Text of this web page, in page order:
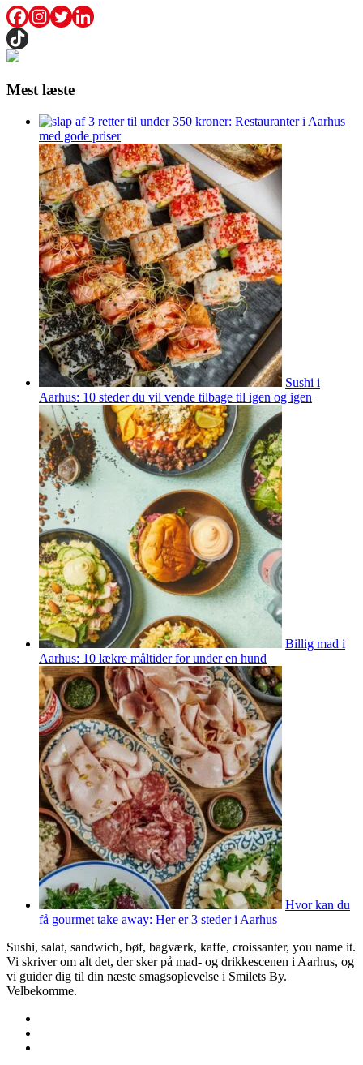
Mest læste
3 retter til under 350 kroner: Restauranter i Aarhus
med gode priser
Sushi i
Aarhus: 10 steder du vil vende tilbage til igen og igen
Billig mad i
Aarhus: 10 lækre måltider for under en hund
Hvor kan du
få gourmet take away: Her er 3 steder i Aarhus
Sushi, salat, sandwich, bøf, bagværk, kaffe, croissanter, you name it.
Vi skriver om alt det, der sker på mad- og drikkescenen i Aarhus, og
vi guider dig til din næste smagsoplevelse i Smilets By.
Velbekomme.